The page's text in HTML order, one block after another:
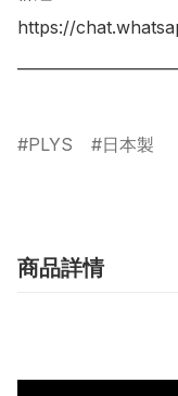
https://
PLYS 日本製
商品詳情